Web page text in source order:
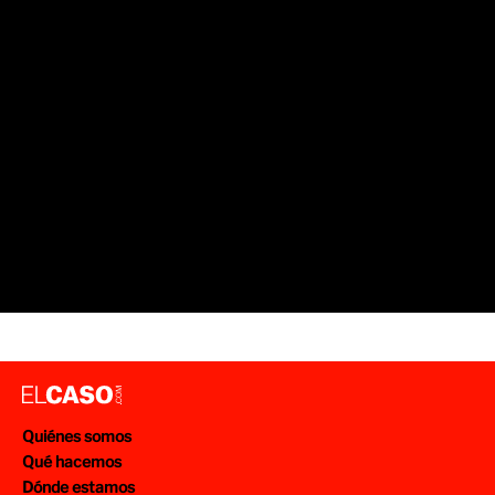
Quiénes somos
Qué hacemos
Dónde estamos